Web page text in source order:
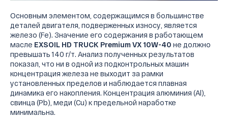
Основным элементом, содержащимся в большинстве
деталей двигателя, подверженных износу, является
железо (Fe). Значение его содержания в работающем
масле EXSOIL HD TRUCK Premium VX 10W-40 не должно
превышать 140 г/т. Анализ полученных результатов
показал, что ни в одной из подконтрольных машин
концентрация железа не выходит за рамки
установленных пределов и наблюдается плавная
динамика его накопления. Концентрация алюминия (Al),
свинца (Pb), меди (Cu) к предельной наработке
минимальна.